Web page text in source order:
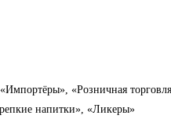
«Розничная
напитки», «Ликеры»